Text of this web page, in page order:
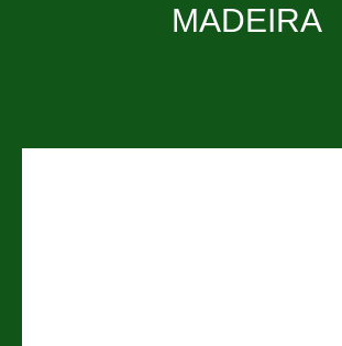
MADEIRA